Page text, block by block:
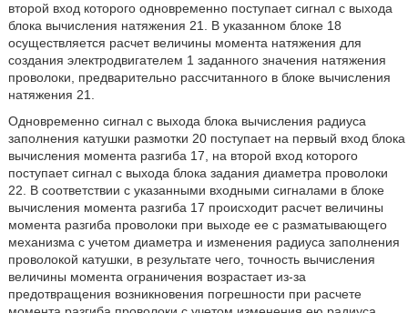
второй вход которого одновременно поступает сигнал с выхода
блока вычисления натяжения 21. В указанном блоке 18
осуществляется расчет величины момента натяжения для
создания электродвигателем 1 заданного значения натяжения
проволоки, предварительно рассчитанного в блоке вычисления
натяжения 21.
Одновременно сигнал с выхода блока вычисления радиуса
заполнения катушки размотки 20 поступает на первый вход блока
вычисления момента разгиба 17, на второй вход которого
поступает сигнал с выхода блока задания диаметра проволоки
22. В соответствии с указанными входными сигналами в блоке
вычисления момента разгиба 17 происходит расчет величины
момента разгиба проволоки при выходе ее с разматывающего
механизма с учетом диаметра и изменения радиуса заполнения
проволокой катушки, в результате чего, точность вычисления
величины момента ограничения возрастает из-за
предотвращения возникновения погрешности при расчете